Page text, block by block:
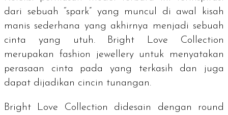
dari sebuah “spark” yang muncul di awal kisah
manis sederhana yang akhirnya menjadi sebuah
cinta yang utuh.
Bright Love Collection
merupakan fashion jewellery untuk menyatakan
perasaan cinta pada yang terkasih dan juga
dapat dijadikan cincin tunangan.
Bright Love Collection didesain dengan round